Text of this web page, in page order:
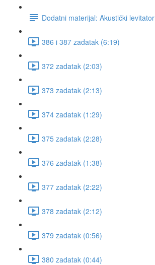
Dodatni materijal: Akustički levitator
386 i 387 zadatak (6:19)
372 zadatak (2:03)
373 zadatak (2:13)
374 zadatak (1:29)
375 zadatak (2:28)
376 zadatak (1:38)
377 zadatak (2:22)
378 zadatak (2:12)
379 zadatak (0:56)
380 zadatak (0:44)